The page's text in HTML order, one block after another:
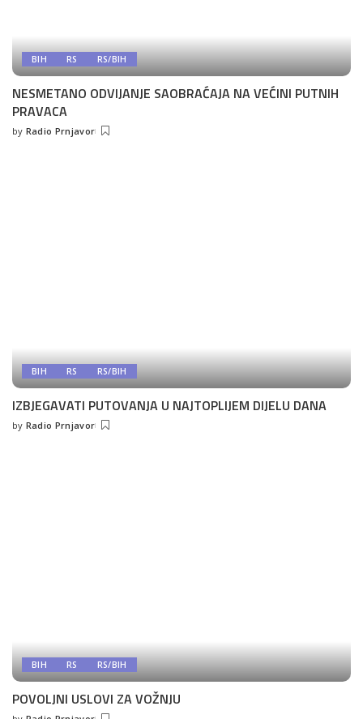
BIH RS RS/BIH
NESMETANO ODVIJANJE SAOBRAĆAJA NA VEĆINI PUTNIH
PRAVACA
Posted
by Radio Prnjavor
BIH RS RS/BIH
IZBJEGAVATI PUTOVANJA U NAJTOPLIJEM DIJELU DANA
Posted
by Radio Prnjavor
BIH RS RS/BIH
POVOLJNI USLOVI ZA VOŽNJU